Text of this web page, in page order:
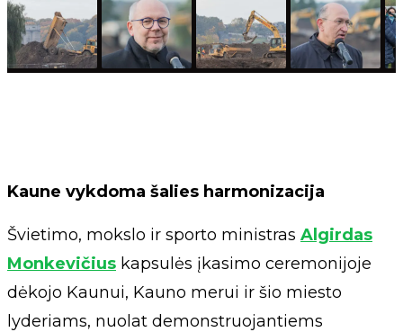
Kaune vykdoma šalies harmonizacija
Švietimo, mokslo ir sporto ministras Algirdas
Monkevičius kapsulės įkasimo ceremonijoje
dėkojo Kaunui, Kauno merui ir šio miesto
lyderiams, nuolat demonstruojantiems